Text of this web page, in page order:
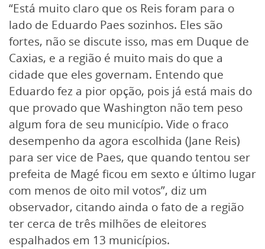
“Está muito claro que os Reis foram para o
lado de Eduardo Paes sozinhos. Eles são
fortes, não se discute isso, mas em Duque de
Caxias, e a região é muito mais do que a
cidade que eles governam. Entendo que
Eduardo fez a pior opção, pois já está mais do
que provado que Washington não tem peso
algum fora de seu município. Vide o fraco
desempenho da agora escolhida (Jane Reis)
para ser vice de Paes, que quando tentou ser
prefeita de Magé ficou em sexto e último lugar
com menos de oito mil votos”, diz um
observador, citando ainda o fato de a região
ter cerca de três milhões de eleitores
espalhados em 13 municípios.